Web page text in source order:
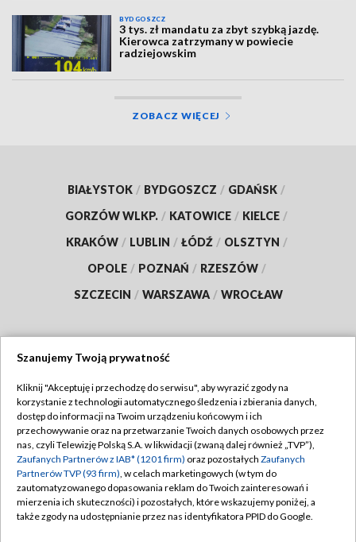
BYDGOSZCZ
3 tys. zł mandatu za zbyt szybką jazdę.
Kierowca zatrzymany w powiecie
radziejowskim
ZOBACZ WIĘCEJ
BIAŁYSTOK / BYDGOSZCZ / GDAŃSK /
GORZÓW WLKP. / KATOWICE / KIELCE /
KRAKÓW / LUBLIN / ŁÓDŹ / OLSZTYN /
OPOLE / POZNAŃ / RZESZÓW /
SZCZECIN / WARSZAWA / WROCŁAW
TVP
Abonament TVP
Emisja w TVP
Centrum informacji TVP
Naziemna Telewizja Cyfrowa
Regulamin TVP
Polityka prywatności
Moje zgody
Pomoc
Szanujemy Twoją prywatność
Kliknij "Akceptuję i przechodzę do serwisu", aby wyrazić zgody na
korzystanie z technologii automatycznego śledzenia i zbierania danych,
dostęp do informacji na Twoim urządzeniu końcowym i ich
przechowywanie oraz na przetwarzanie Twoich danych osobowych przez
nas, czyli Telewizję Polską S.A. w likwidacji (zwaną dalej również „TVP”),
Zaufanych Partnerów z IAB* (1201 firm) oraz pozostałych Zaufanych
Partnerów TVP (93 firm), w celach marketingowych (w tym do
zautomatyzowanego dopasowania reklam do Twoich zainteresowań i
mierzenia ich skuteczności) i pozostałych, które wskazujemy poniżej, a
także zgody na udostępnianie przez nas identyfikatora PPID do Google.